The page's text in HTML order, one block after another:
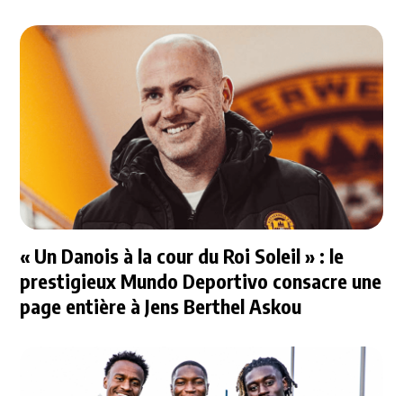
« Un Danois à la cour du Roi Soleil » : le
prestigieux Mundo Deportivo consacre une
page entière à Jens Berthel Askou